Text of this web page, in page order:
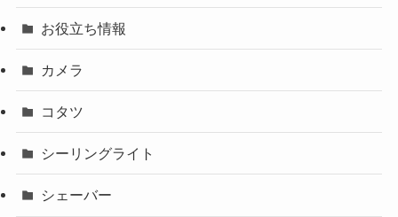
お役立ち情報
カメラ
コタツ
シーリングライト
シェーバー